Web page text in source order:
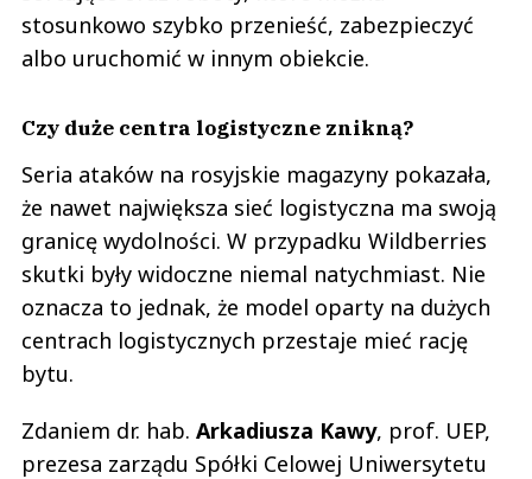
stosunkowo szybko przenieść, zabezpieczyć
albo uruchomić w innym obiekcie.
Czy duże centra logistyczne znikną?
Seria ataków na rosyjskie magazyny pokazała,
że nawet największa sieć logistyczna ma swoją
granicę wydolności. W przypadku Wildberries
skutki były widoczne niemal natychmiast. Nie
oznacza to jednak, że model oparty na dużych
centrach logistycznych przestaje mieć rację
bytu.
Zdaniem dr. hab. Arkadiusza Kawy, prof. UEP,
prezesa zarządu Spółki Celowej Uniwersytetu